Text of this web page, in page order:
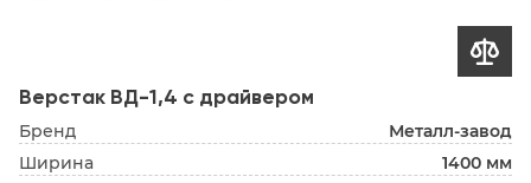

Верстак ВД-1,4 с драйвером
Бренд
Металл-завод
Ширина
1400 мм